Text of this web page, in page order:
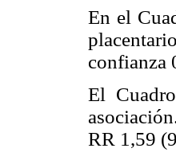
En el
confianza
El
RR 1,59